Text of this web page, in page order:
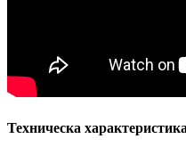
Техническа характеристика